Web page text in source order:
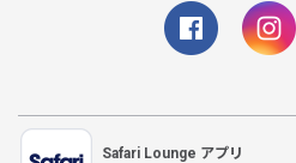
Safari Lounge アプリ